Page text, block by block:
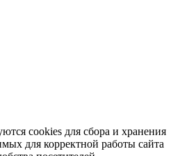
cookies для сбора и хранения
для корректной работы сайта